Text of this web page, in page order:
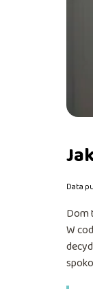
Data
Dom
W